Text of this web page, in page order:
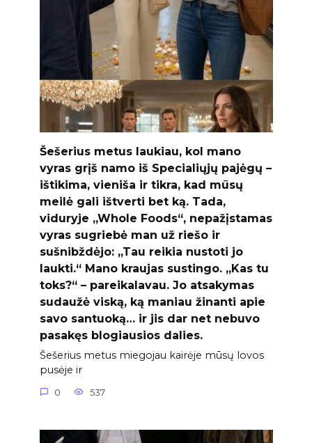
Šešerius metus laukiau, kol mano
vyras grįš namo iš Specialiųjų pajėgų –
ištikima, vieniša ir tikra, kad mūsų
meilė gali ištverti bet ką. Tada,
viduryje „Whole Foods“, nepažįstamas
vyras sugriebė man už riešo ir
sušnibždėjo: „Tau reikia nustoti jo
laukti.“ Mano kraujas sustingo. „Kas tu
toks?“ – pareikalavau. Jo atsakymas
sudaužė viską, ką maniau žinanti apie
savo santuoką… ir jis dar net nebuvo
pasakęs blogiausios dalies.
Šešerius metus miegojau kairėje mūsų lovos
pusėje ir
0 537